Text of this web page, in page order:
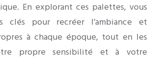
En explorant ces palettes, vous
clés pour recréer l’ambiance et
à chaque époque, tout en les
propre sensibilité et à votre